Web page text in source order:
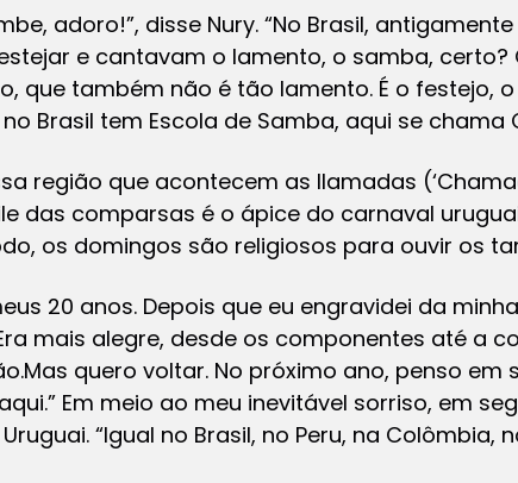
adoro!”, disse Nury. “No Brasil,
e cantavam o lamento, o samba, certo?
que também não é tão lamento. É o festejo,
Brasil tem Escola de Samba, aqui se chama
região que acontecem as llamadas
das comparsas é o ápice do carnaval
os domingos são religiosos para ouvir os
20 anos. Depois que eu engravidei da
mais alegre, desde os componentes até a
quero voltar. No próximo ano, penso em
Em meio ao meu inevitável sorriso, em
“Igual no Brasil, no Peru, na Colômbia,